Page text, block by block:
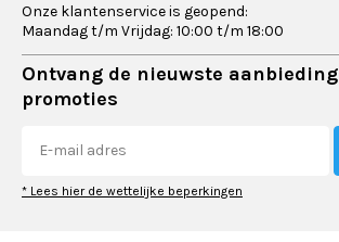
Onze klantenservice is geopend:
Maandag t/m Vrijdag: 10:00 t/m 18:00
Ontvang de nieuwste
promoties
* Lees hier de wettelijke beperkingen